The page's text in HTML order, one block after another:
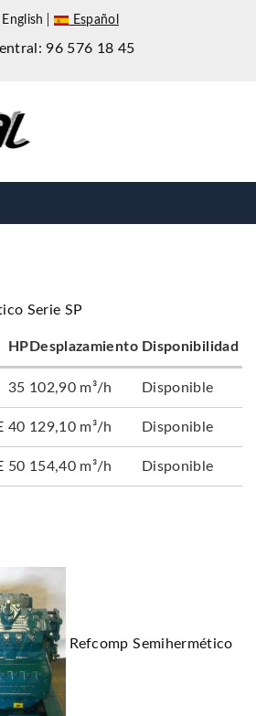
English Español
96 576 18 45
Serie SP
HP Desplazamiento Disponibilidad
35 102,90 m³/h Disponible
40 129,10 m³/h Disponible
50 154,40 m³/h Disponible
Refcomp Semihermético